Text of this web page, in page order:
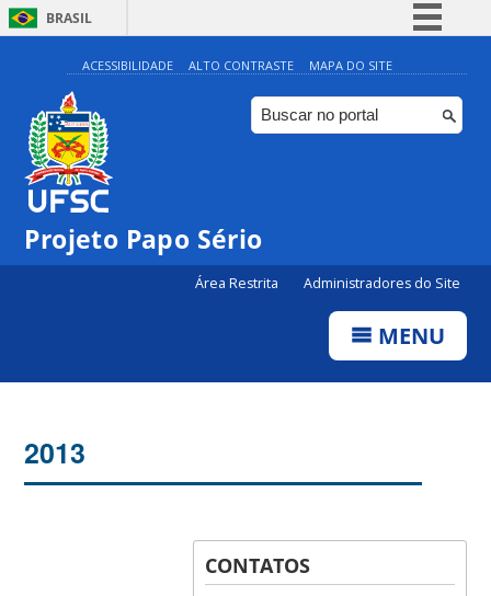
BRASIL
Simplifique!
Comunica BR
Participe
ACESSIBILIDADE ALTO CONTRASTE MAPA DO SITE
Projeto Papo Sério
Área Restrita Administradores do Site
MENU
2013
CONTATOS